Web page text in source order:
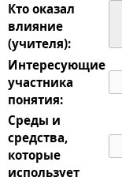
Кто оказал
влияние
(учителя):
Интересующие
участника
понятия:
Среды и
средства,
которые
использует